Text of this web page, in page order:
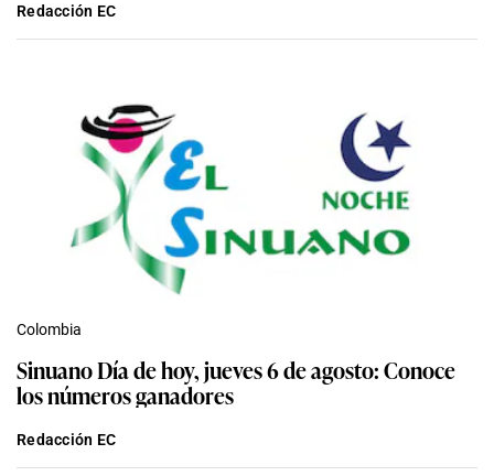
Redacción EC
Colombia
Sinuano Día de hoy, jueves 6 de agosto: Conoce
los números ganadores
Redacción EC